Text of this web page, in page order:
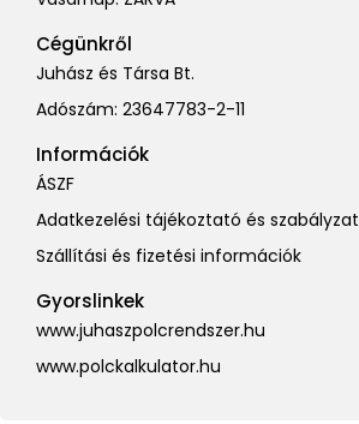
Cégünkről
Juhász és Társa Bt.
Adószám: 23647783-2-11
Információk
ÁSZF
Adatkezelési tájékoztató és szabályzat
Szállítási és fizetési információk
Gyorslinkek
www.juhaszpolcrendszer.hu
www.polckalkulator.hu